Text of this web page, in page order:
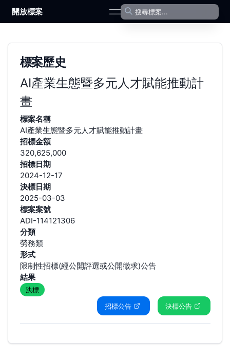
開放標案 open navigation menu
標案歷史
AI產業生態暨多元人才賦能推動計
畫
標案名稱
AI產業生態暨多元人才賦能推動計畫
招標金額
320,625,000
招標日期
2024-12-17
決標日期
2025-03-03
標案案號
ADI-114121306
分類
勞務類
形式
限制性招標(經公開評選或公開徵求)公告
結果
決標
招標公告
決標公告